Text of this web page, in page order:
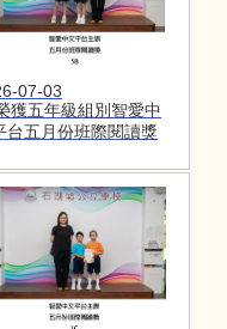
07-03
獲五年級組別智愛中
台五月份班際閱讀獎